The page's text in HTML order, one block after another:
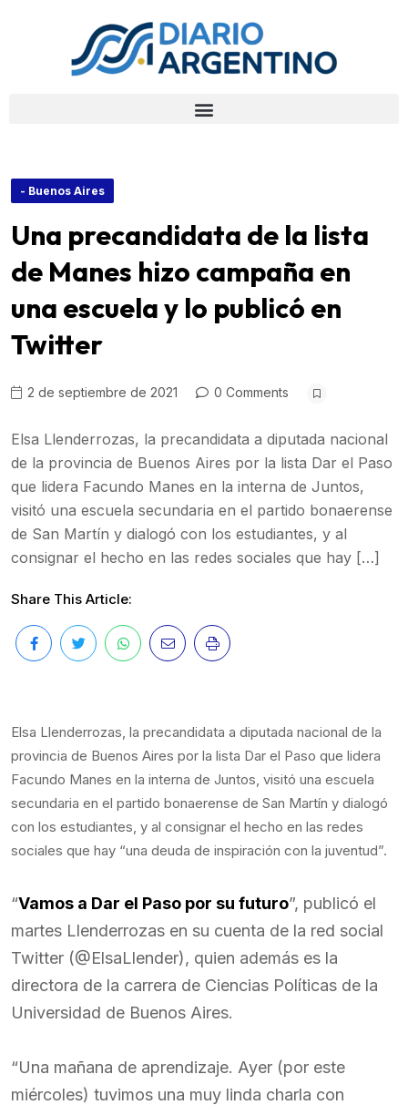
- Buenos Aires
Una precandidata de la lista
de Manes hizo campaña en
una escuela y lo publicó en
Twitter
2 de septiembre de 2021 0 Comments
Elsa Llenderrozas, la precandidata a diputada nacional
de la provincia de Buenos Aires por la lista Dar el Paso
que lidera Facundo Manes en la interna de Juntos,
visitó una escuela secundaria en el partido bonaerense
de San Martín y dialogó con los estudiantes, y al
consignar el hecho en las redes sociales que hay […]
Share This Article:
Elsa Llenderrozas, la precandidata a diputada nacional de la
provincia de Buenos Aires por la lista Dar el Paso que lidera
Facundo Manes en la interna de Juntos, visitó una escuela
secundaria en el partido bonaerense de San Martín y dialogó
con los estudiantes, y al consignar el hecho en las redes
sociales que hay “una deuda de inspiración con la juventud”.
“Vamos a Dar el Paso por su futuro”, publicó el
martes Llenderrozas en su cuenta de la red social
Twitter (@ElsaLlender), quien además es la
directora de la carrera de Ciencias Políticas de la
Universidad de Buenos Aires.
“Una mañana de aprendizaje. Ayer (por este
miércoles) tuvimos una muy linda charla con